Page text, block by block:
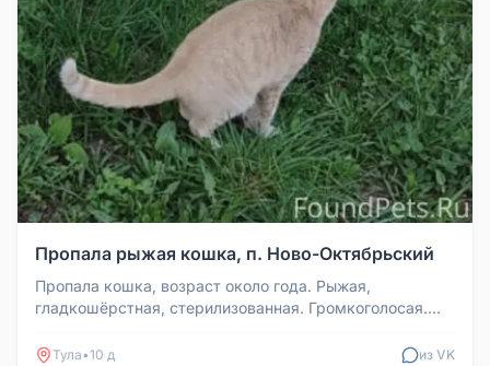
Пропала рыжая кошка, п. Ново-Октябрьский
Пропала кошка, возраст около года. Рыжая,
гладкошёрстная, стерилизованная. Громкоголосая.
Тула•10 д из VK